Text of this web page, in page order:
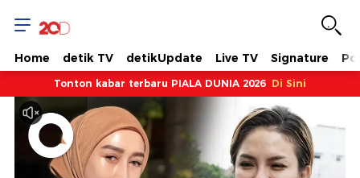
Home detik TV detikUpdate Live TV Signature
Tonton kabar terbaru PIALA DUNIA 2026 Di Sini